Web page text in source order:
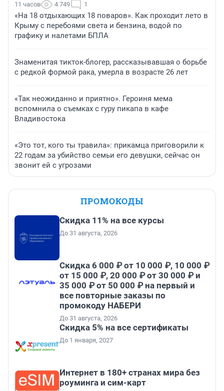
11 часов 4 749 1
«На 18 отдыхающих 18 поваров». Как проходит лето в
Крыму с перебоями света и бензина, водой по
графику и налетами БПЛА
Знаменитая тикток-блогер, рассказывавшая о борьбе
с редкой формой рака, умерла в возрасте 26 лет
«Так неожиданно и приятно». Героиня мема
вспомнила о съемках с гуру пикапа в кафе
Владивостока
«Это тот, кого ты травила»: прикамца приговорили к
22 годам за убийство семьи его девушки, сейчас он
звонит ей с угрозами
ПРОМОКОДЫ
Скидка 11% на все курсы
До 31 августа, 2026
Скидка 6 000 ₽ от 10 000 ₽, 10 000 ₽
от 15 000 ₽, 20 000 ₽ от 30 000 ₽ и
35 000 ₽ от 50 000 ₽ на первый и
все повторные заказы по
промокоду НАБЕРИ
До 31 августа, 2026
Скидка 5% на все сертификаты
До 1 января, 2027
Интернет в 180+ странах мира без
роуминга и сим-карт